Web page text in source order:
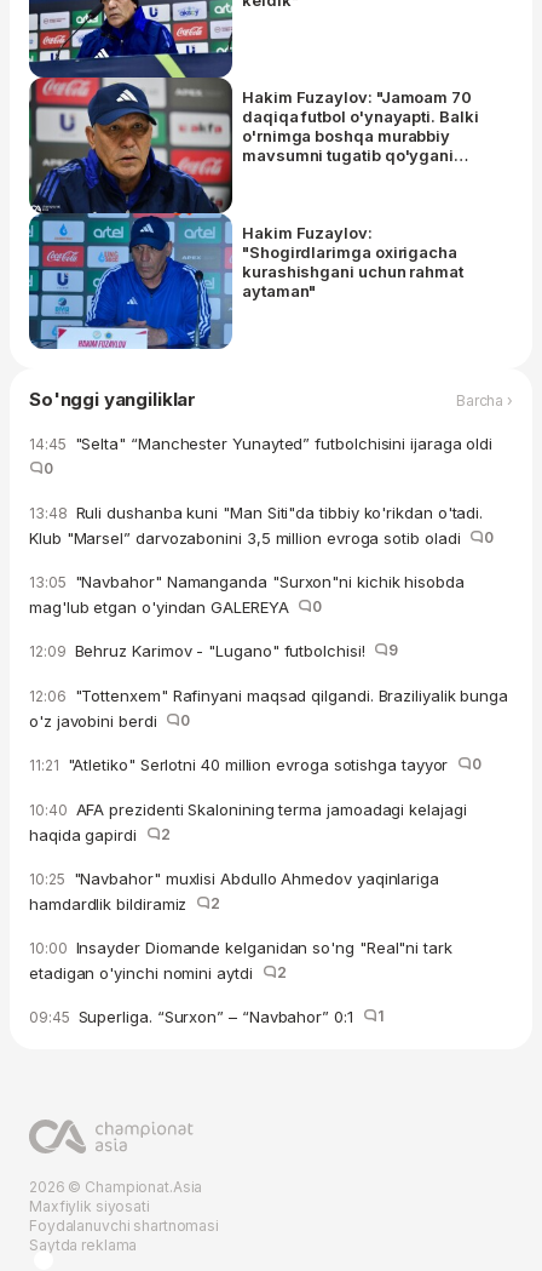
Hakim Fuzaylov: "Jamoam 70
daqiqa futbol o'ynayapti. Balki
o'rnimga boshqa murabbiy
mavsumni tugatib qo'ygani
Hakim Fuzaylov:
"Shogirdlarimga oxirigacha
kurashishgani uchun rahmat
aytaman"
So'nggi yangiliklar Barcha ›
14:45 "Selta" “Manchester Yunayted” futbolchisini ijaraga oldi
0
13:48 Ruli dushanba kuni "Man Siti"da tibbiy ko'rikdan o'tadi.
Klub "Marsel” darvozabonini 3,5 million evroga sotib oladi
0
13:05 "Navbahor" Namanganda "Surxon"ni kichik hisobda
mag'lub etgan o'yindan GALEREYA
0
12:09 Behruz Karimov - "Lugano" futbolchisi! 9
12:06 "Tottenxem" Rafinyani maqsad qilgandi. Braziliyalik bunga
o'z javobini berdi
0
11:21 "Atletiko" Serlotni 40 million evroga sotishga tayyor 0
10:40 AFA prezidenti Skalonining terma jamoadagi kelajagi
haqida gapirdi
2
10:25 "Navbahor" muxlisi Abdullo Ahmedov yaqinlariga
hamdardlik bildiramiz
2
10:00 Insayder Diomande kelganidan so'ng "Real"ni tark
etadigan o'yinchi nomini aytdi
2
09:45 Superliga. “Surxon” – “Navbahor” 0:1 1
2026 © Championat.Asia
Maxfiylik siyosati
Foydalanuvchi shartnomasi
Saytda reklama